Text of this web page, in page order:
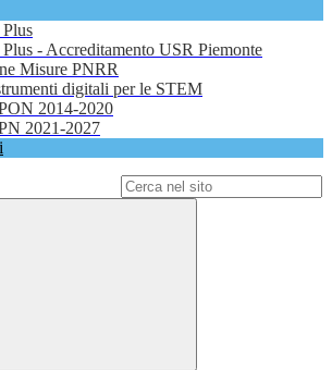
Plus
Plus - Accreditamento USR Piemonte
Misure PNRR
digitali per le STEM
2014-2020
2021-2027